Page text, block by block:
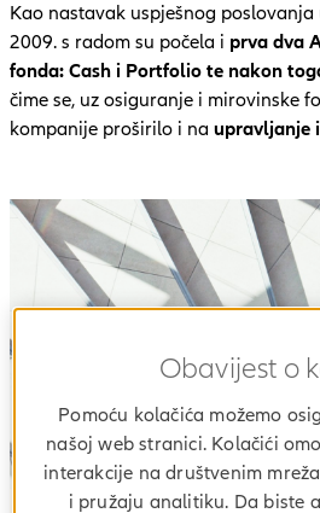
Kao nastavak uspješnog
2009. s radom su počela i prva dva
fonda: Cash i Portfolio te nakon
čime se, uz osiguranje i mirovinske
kompanije proširilo i na upravljanje
Obavijest o
Pomoću kolačića možemo
našoj web stranici. Kolačići
interakcije na društvenim
i pružaju analitiku. Da biste